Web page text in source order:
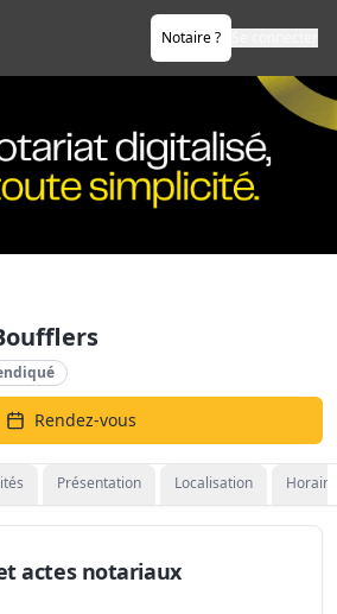
Notaire ?
Rendez-vous
Présentation Localisation
actes notariaux